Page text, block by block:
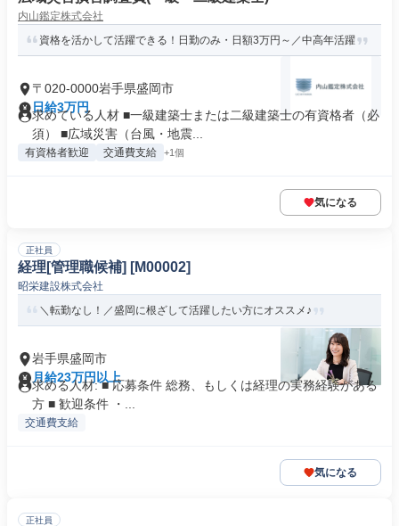
内山鑑定株式会社
資格を活かして活躍できる！日勤のみ・日額3万円～／中高年活躍
〒020-0000岩手県盛岡市
日給3万円
求めている人材 ■一級建築士または二級建築士の有資格者（必
須） ■広域災害（台風・地震...
有資格者歓迎 交通費支給 +1個
気になる
正社員
経理[管理職候補] [M00002]
昭栄建設株式会社
＼転勤なし！／盛岡に根ざして活躍したい方にオススメ♪
岩手県盛岡市
月給23万円以上
求める人材: ■ 応募条件 総務、もしくは経理の実務経験がある
方 ■ 歓迎条件 ・...
交通費支給
気になる
正社員